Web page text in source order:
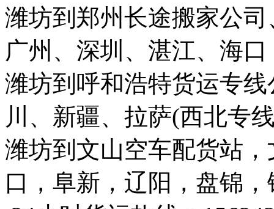
潍坊到郑州长途搬家公
广州、深圳、湛江、海口
潍坊到呼和浩特货运专
川、新疆、拉萨(西北专
潍坊到文山空车配货站
口，阜新，辽阳，盘锦